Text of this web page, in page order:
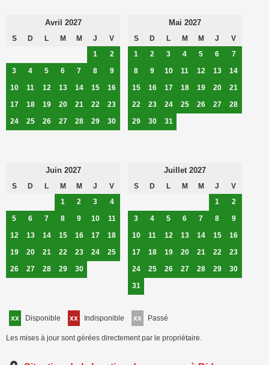
Avril 2027
S D L M M J
V
1
2
3
4 5 6 7 8
9
10
11 12 13 14 15
16
17
18 19 20 21 22
23
24
25 26 27 28 29 30
Mai 2027
S D L M M J
V
1
2 3 4 5 6
7
8
9 10 11 12 13
14
15
16 17 18 19 20
21
22
23 24 25 26 27
28
29
30 31
Juin 2027
S D L M M J
V
1
2 3
4
5
6 7 8 9 10
11
12
13 14 15 16 17
18
19
20 21 22 23 24
25
26
27 28 29 30
Juillet 2027
S D L M M J
V
1
2
3
4 5 6 7 8
9
10
11 12 13 14 15
16
17
18 19 20 21 22
23
24
25 26 27 28 29
30
31
xx Disponible xx Indisponible xx Passé
Les mises à jour sont gérées directement par le propriétaire.